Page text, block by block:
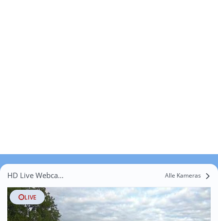
HD Live Webcams Büxten Alle Kameras
LIVE